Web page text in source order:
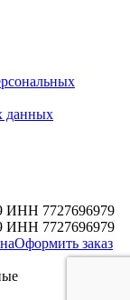
данных
7727696979
7727696979
Оформить заказ